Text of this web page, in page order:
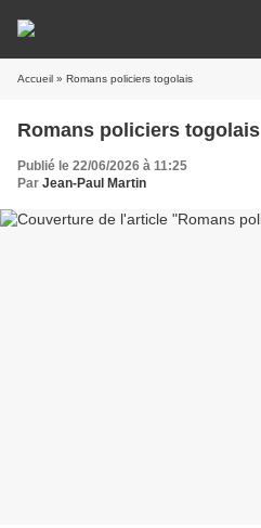
Accueil » Romans policiers togolais
Romans policiers togolais
Publié le 22/06/2026 à 11:25
Par Jean-Paul Martin